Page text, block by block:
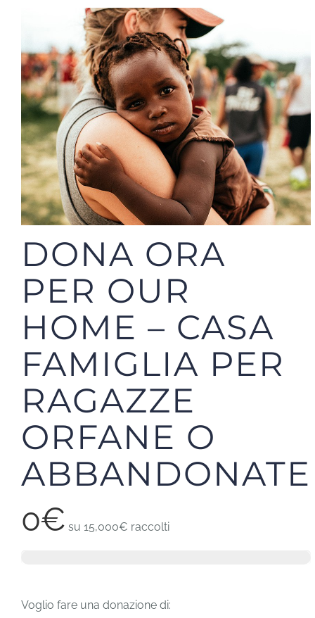
DONA ORA
PER OUR
HOME – CASA
FAMIGLIA PER
RAGAZZE
ORFANE O
ABBANDONATE
0€ su 15,000€ raccolti
Voglio fare una donazione di: